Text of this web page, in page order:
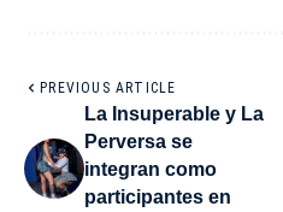
PREVIOUS ARTICLE
La Insuperable y La
Perversa se
integran como
participantes en